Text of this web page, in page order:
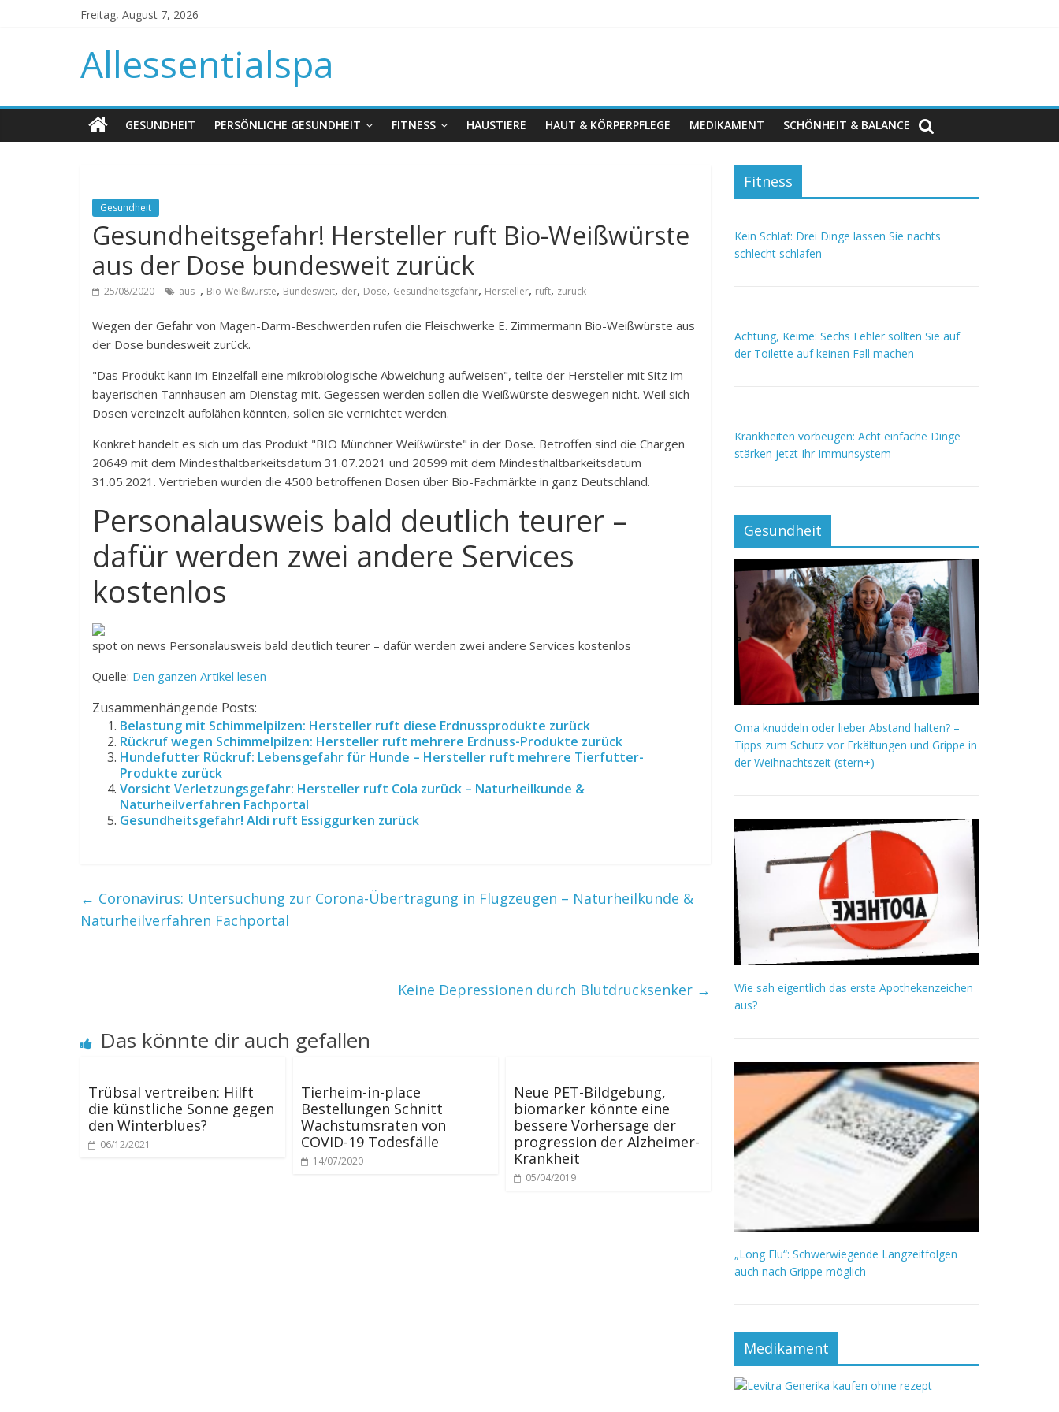
Freitag, August 7, 2026
Allessentialspa
GESUNDHEIT PERSÖNLICHE GESUNDHEIT FITNESS HAUSTIERE HAUT & KÖRPERPFLEGE MEDIKAMENT SCHÖNHEIT & BALANCE
Gesundheit
Gesundheitsgefahr! Hersteller ruft Bio-Weißwürste
aus der Dose bundesweit zurück
25/08/2020 aus -, Bio-Weißwürste, Bundesweit, der, Dose, Gesundheitsgefahr, Hersteller, ruft, zurück
Wegen der Gefahr von Magen-Darm-Beschwerden rufen die Fleischwerke E. Zimmermann Bio-Weißwürste aus
der Dose bundesweit zurück.
"Das Produkt kann im Einzelfall eine mikrobiologische Abweichung aufweisen", teilte der Hersteller mit Sitz im
bayerischen Tannhausen am Dienstag mit. Gegessen werden sollen die Weißwürste deswegen nicht. Weil sich
Dosen vereinzelt aufblähen könnten, sollen sie vernichtet werden.
Konkret handelt es sich um das Produkt "BIO Münchner Weißwürste" in der Dose. Betroffen sind die Chargen
20649 mit dem Mindesthaltbarkeitsdatum 31.07.2021 und 20599 mit dem Mindesthaltbarkeitsdatum
31.05.2021. Vertrieben wurden die 4500 betroffenen Dosen über Bio-Fachmärkte in ganz Deutschland.
Personalausweis bald deutlich teurer –
dafür werden zwei andere Services
kostenlos
spot on news Personalausweis bald deutlich teurer – dafür werden zwei andere Services kostenlos
Quelle: Den ganzen Artikel lesen
Zusammenhängende Posts:
Belastung mit Schimmelpilzen: Hersteller ruft diese Erdnussprodukte zurück
Rückruf wegen Schimmelpilzen: Hersteller ruft mehrere Erdnuss-Produkte zurück
Hundefutter Rückruf: Lebensgefahr für Hunde – Hersteller ruft mehrere Tierfutter-
Produkte zurück
Vorsicht Verletzungsgefahr: Hersteller ruft Cola zurück – Naturheilkunde &
Naturheilverfahren Fachportal
Gesundheitsgefahr! Aldi ruft Essiggurken zurück
← Coronavirus: Untersuchung zur Corona-Übertragung in Flugzeugen – Naturheilkunde &
Naturheilverfahren Fachportal
Keine Depressionen durch Blutdrucksenker →
Das könnte dir auch gefallen
Trübsal vertreiben: Hilft
die künstliche Sonne gegen
den Winterblues?
06/12/2021
Tierheim-in-place
Bestellungen Schnitt
Wachstumsraten von
COVID-19 Todesfälle
14/07/2020
Neue PET-Bildgebung,
biomarker könnte eine
bessere Vorhersage der
progression der Alzheimer-
Krankheit
05/04/2019
Fitness
Kein Schlaf: Drei Dinge lassen Sie nachts
schlecht schlafen
Achtung, Keime: Sechs Fehler sollten Sie auf
der Toilette auf keinen Fall machen
Krankheiten vorbeugen: Acht einfache Dinge
stärken jetzt Ihr Immunsystem
Gesundheit
Oma knuddeln oder lieber Abstand halten? –
Tipps zum Schutz vor Erkältungen und Grippe in
der Weihnachtszeit (stern+)
Wie sah eigentlich das erste Apothekenzeichen
aus?
„Long Flu“: Schwerwiegende Langzeitfolgen
auch nach Grippe möglich
Medikament